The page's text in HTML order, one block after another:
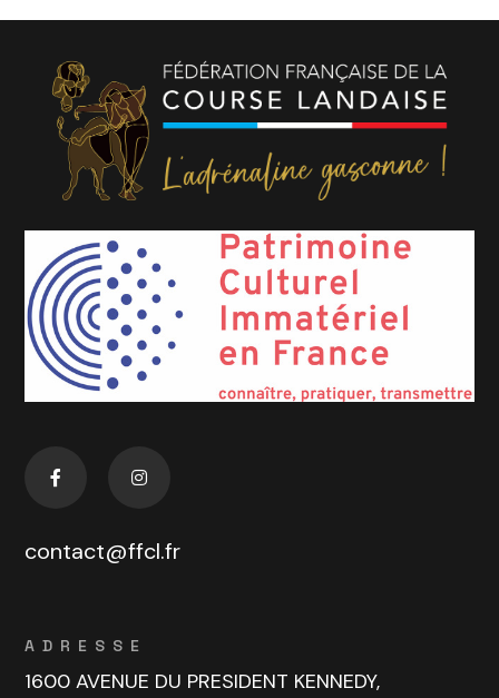
contact@ffcl.fr
ADRESSE
1600 AVENUE DU PRESIDENT KENNEDY,